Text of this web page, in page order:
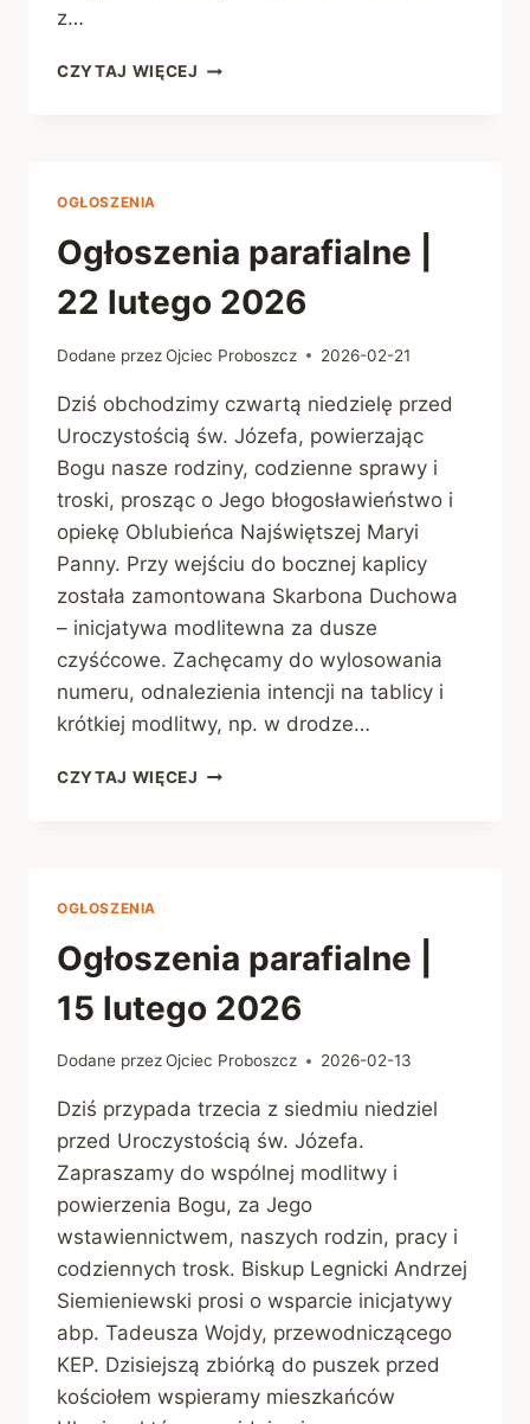
z…
CZYTAJ WIĘCEJ OGŁOSZENIA
OGŁOSZENIA
Ogłoszenia parafialne |
22 lutego 2026
Dodane przezOjciec Proboszcz 2026-02-21
Dziś obchodzimy czwartą niedzielę przed
Uroczystością św. Józefa, powierzając
Bogu nasze rodziny, codzienne sprawy i
troski, prosząc o Jego błogosławieństwo i
opiekę Oblubieńca Najświętszej Maryi
Panny. Przy wejściu do bocznej kaplicy
została zamontowana Skarbona Duchowa
– inicjatywa modlitewna za dusze
czyśćcowe. Zachęcamy do wylosowania
numeru, odnalezienia intencji na tablicy i
krótkiej modlitwy, np. w drodze…
CZYTAJ WIĘCEJ OGŁOSZENIA
OGŁOSZENIA
Ogłoszenia parafialne |
15 lutego 2026
Dodane przezOjciec Proboszcz 2026-02-13
Dziś przypada trzecia z siedmiu niedziel
przed Uroczystością św. Józefa.
Zapraszamy do wspólnej modlitwy i
powierzenia Bogu, za Jego
wstawiennictwem, naszych rodzin, pracy i
codziennych trosk. Biskup Legnicki Andrzej
Siemieniewski prosi o wsparcie inicjatywy
abp. Tadeusza Wojdy, przewodniczącego
KEP. Dzisiejszą zbiórką do puszek przed
kościołem wspieramy mieszkańców